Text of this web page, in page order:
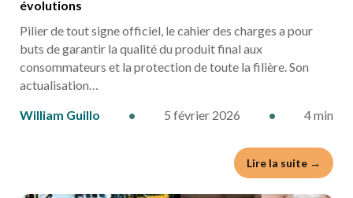
évolutions
Pilier de tout signe officiel, le cahier des charges a pour
buts de garantir la qualité du produit final aux
consommateurs et la protection de toute la filière. Son
actualisation…
William Guillo
• 5 février 2026 • 4 min
Lire la suite →